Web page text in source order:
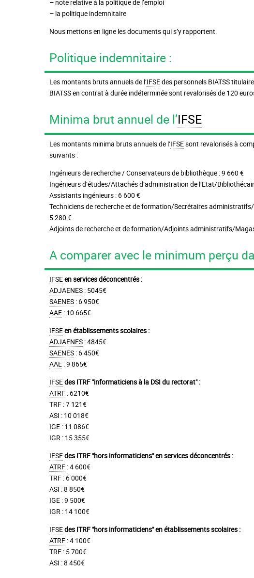
– note relative à la politique de l’emploi
– la politique indemnitaire
Nous mettons en ligne les documents qui s’y rapportent.
Politique indemnitaire :
Les montants bruts annuels de l’IFSEdes personnels BIATSS
BIATSS en contrat à durée indéterminée sont revalorisés de 120
Minima brut annuel de l’IFSE
Les montants minima bruts annuels de l’IFSEsont revalorisés à
suivants :
Ingénieurs de recherche / Conservateurs de bibliothèque : 9 660 €
Ingénieurs d’études/Attachés d’administration de l’Etat/
Assistants ingénieurs : 6 600 €
Techniciens de recherche et de formation/Secrétaires
5 280 €
Adjoints de recherche et de formation/Adjoints administratifs/
A comparer avec le minimum perçu
IFSEen services déconcentrés :
ADJAENES : 5045€
SAENES : 6 950€
AAE : 10 665€
IFSEen établissements scolaires :
ADJAENES : 4845€
SAENES : 6 450€
AAE : 9 865€
IFSEdes ITRF "informaticiens à la DSI du rectorat" :
ATRF : 6210€
TRF : 7 121€
ASI : 10 018€
IGE : 11 086€
IGR : 15 355€
IFSEdes ITRF "hors informaticiens" en services déconcentrés :
ATRF : 4 600€
TRF : 6 000€
ASI : 8 850€
IGE : 9 500€
IGR : 14 100€
IFSEdes ITRF "hors informaticiens" en établissements scolaires :
ATRF : 4 100€
TRF : 5 700€
ASI : 8 450€